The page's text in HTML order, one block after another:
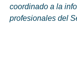
coordinado a la
profesionales del